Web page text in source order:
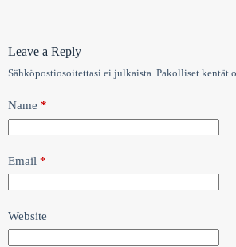
Leave a Reply
Sähköpostiosoitettasi ei julkaista. Pakolliset kentät
Name *
Email *
Website